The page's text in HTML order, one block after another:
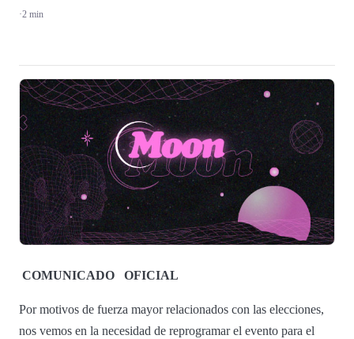
·2 min
COMUNICADO OFICIAL
Por motivos de fuerza mayor relacionados con las elecciones,
nos vemos en la necesidad de reprogramar el evento para el